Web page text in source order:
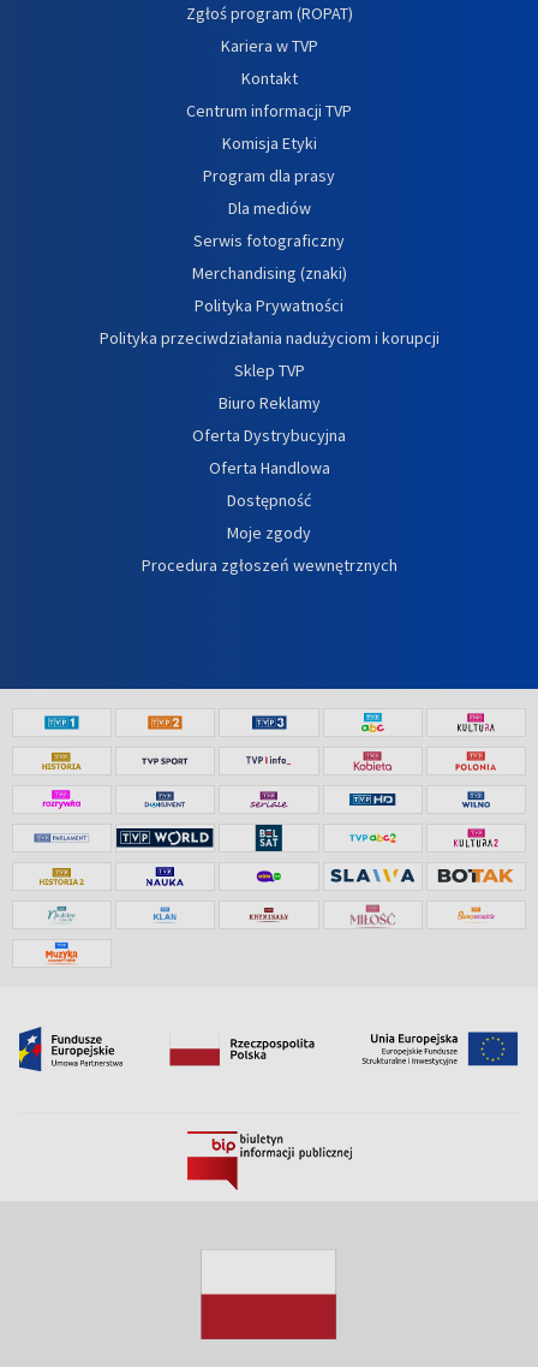
Zgłoś program (ROPAT)
Kariera w TVP
Kontakt
Centrum informacji TVP
Komisja Etyki
Program dla prasy
Dla mediów
Serwis fotograficzny
Merchandising (znaki)
Polityka Prywatności
Polityka przeciwdziałania nadużyciom i korupcji
Sklep TVP
Biuro Reklamy
Oferta Dystrybucyjna
Oferta Handlowa
Dostępność
Moje zgody
Procedura zgłoszeń wewnętrznych